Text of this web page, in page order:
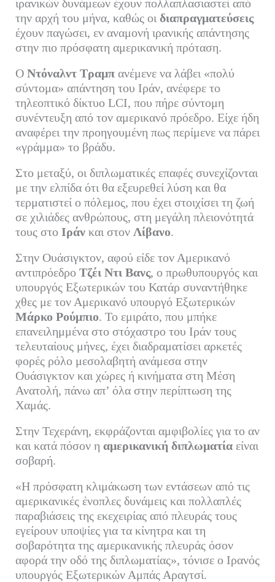
ιρανικών δυνάμεων έχουν πολλαπλασιαστεί από
την αρχή του μήνα, καθώς οι διαπραγματεύσεις
έχουν παγώσει, εν αναμονή ιρανικής απάντησης
στην πιο πρόσφατη αμερικανική πρόταση.
Ο Ντόναλντ Τραμπ ανέμενε να λάβει «πολύ
σύντομα» απάντηση του Ιράν, ανέφερε το
τηλεοπτικό δίκτυο LCI, που πήρε σύντομη
συνέντευξη από τον αμερικανό πρόεδρο. Είχε ήδη
αναφέρει την προηγουμένη πως περίμενε να πάρει
«γράμμα» το βράδυ.
Στο μεταξύ, οι διπλωματικές επαφές συνεχίζονται
με την ελπίδα ότι θα εξευρεθεί λύση και θα
τερματιστεί ο πόλεμος, που έχει στοιχίσει τη ζωή
σε χιλιάδες ανθρώπους, στη μεγάλη πλειονότητά
τους στο Ιράν και στον Λίβανο.
Στην Ουάσιγκτον, αφού είδε τον Αμερικανό
αντιπρόεδρο Τζέι Ντι Βανς, ο πρωθυπουργός και
υπουργός Εξωτερικών του Κατάρ συναντήθηκε
χθες με τον Αμερικανό υπουργό Εξωτερικών
Μάρκο Ρούμπιο. Το εμιράτο, που μπήκε
επανειλημμένα στο στόχαστρο του Ιράν τους
τελευταίους μήνες, έχει διαδραματίσει αρκετές
φορές ρόλο μεσολαβητή ανάμεσα στην
Ουάσιγκτον και χώρες ή κινήματα στη Μέση
Ανατολή, πάνω απ’ όλα στην περίπτωση της
Χαμάς.
Στην Τεχεράνη, εκφράζονται αμφιβολίες για το αν
και κατά πόσον η αμερικανική διπλωματία είναι
σοβαρή.
«Η πρόσφατη κλιμάκωση των εντάσεων από τις
αμερικανικές ένοπλες δυνάμεις και πολλαπλές
παραβιάσεις της εκεχειρίας από πλευράς τους
εγείρουν υποψίες για τα κίνητρα και τη
σοβαρότητα της αμερικανικής πλευράς όσον
αφορά την οδό της διπλωματίας», τόνισε ο Ιρανός
υπουργός Εξωτερικών Αμπάς Αραγτσί.